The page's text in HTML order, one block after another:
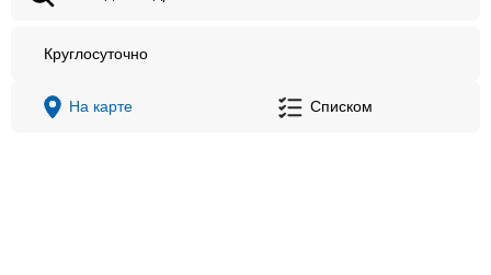
Круглосуточно
На карте Списком